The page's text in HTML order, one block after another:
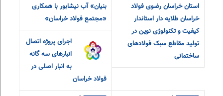
استان خراسان رضوی فولاد
خراسان طلایه دار استاندار
کیفیت و تکنولوژی نوین در
تولید مقاطع سبک فولادهای
ساختمانی
بنیان» آب نیشابور با همکاری
«مجتمع فولاد خراسان»
اجرای پروژه اتصال
انبارهای سه گانه
به انبار اصلی در
فولاد خراسان